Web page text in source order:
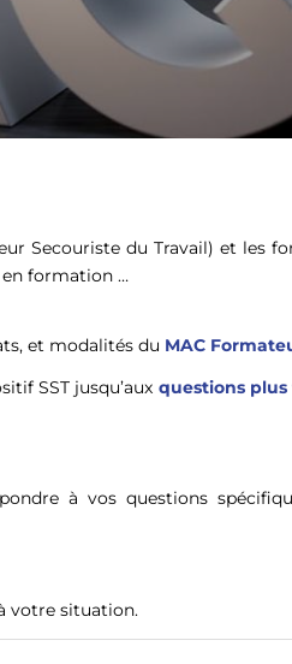
Secouriste du Travail) et les
en formation …
et modalités du MAC
SST jusqu’aux questions
à vos questions
votre situation.